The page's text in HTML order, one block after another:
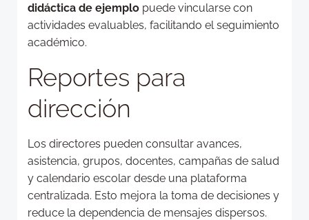
didáctica de ejemplo puede vincularse con
actividades evaluables, facilitando el seguimiento
académico.
Reportes para
dirección
Los directores pueden consultar avances,
asistencia, grupos, docentes, campañas de salud
y calendario escolar desde una plataforma
centralizada. Esto mejora la toma de decisiones y
reduce la dependencia de mensajes dispersos.